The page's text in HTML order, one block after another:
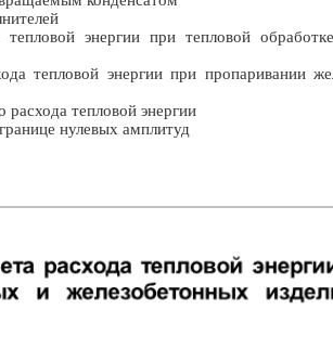
энергии при тепловой
тепловой энергии при пропаривании
тепловой энергии
нулевых амплитуд